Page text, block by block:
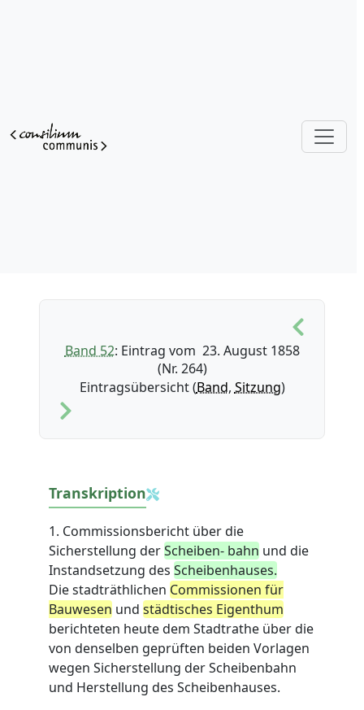
Band 52: Eintrag vom 23. August 1858
(Nr. 264)
Eintragsübersicht (Band, Sitzung)
Transkription
1. Commissionsbericht über die
Sicherstellung derScheiben- bahn und die
Instandsetzung desScheibenhauses.
Die stadträthlichen Commissionen für
Bauwesen undstädtisches Eigenthum
berichteten heute dem Stadtrathe über die
von denselben geprüften beiden Vorlagen
wegen Sicherstellung der Scheibenbahn
und Herstellung des Scheibenhauses.